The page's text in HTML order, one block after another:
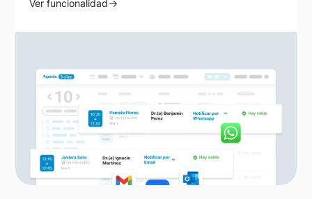
Ver funcionalidad